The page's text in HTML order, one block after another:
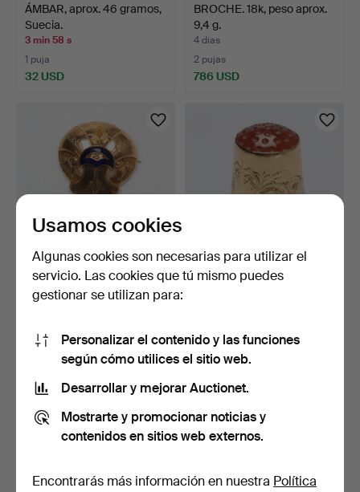
ÁMBAR, aprox. 46 gramos,
Suecia.
3 min 58 s
1 puja
32 USD
BROCHE. 18k, peso aprox.
9,4 g.
4 días
2 pujas
786 USD
BROCHE. Oro de 18k,
decoración esmaltada, …
792 USD
DEDAL. Oro de 18k con
233 USD
Usamos cookies
Algunas cookies son necesarias para utilizar el
servicio. Las cookies que tú mismo puedes
gestionar se utilizan para:
Personalizar el contenido y las funciones
según cómo utilices el sitio web.
Desarrollar y mejorar Auctionet.
Mostrarte y promocionar noticias y
contenidos en sitios web externos.
Encontrarás más información en nuestra Política